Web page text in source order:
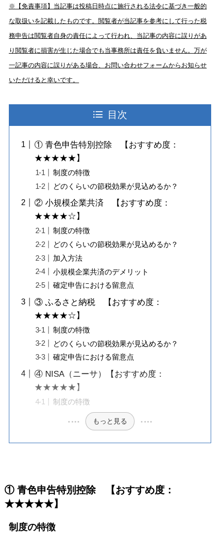
※【免責事項】当記事は投稿日時点に施行される法令に基づき一般的
な取扱いを記載したものです。閲覧者が当記事を参考にして行った税
務申告は閲覧者自身の責任によって行われ、当記事の内容に誤りがあ
り閲覧者に損害が生じた場合でも当事務所は責任を負いません。万が
一記事の内容に誤りがある場合、お問い合わせフォームからお知らせ
いただけると幸いです。
目次
① 青色申告特別控除 【おすすめ度：
★★★★★】
制度の特徴
どのくらいの節税効果が見込めるか？
② 小規模企業共済 【おすすめ度：
★★★★☆】
制度の特徴
どのくらいの節税効果が見込めるか？
加入方法
小規模企業共済のデメリット
確定申告における留意点
③ ふるさと納税 【おすすめ度：
★★★★☆】
制度の特徴
どのくらいの節税効果が見込めるか？
確定申告における留意点
④ NISA（ニーサ）【おすすめ度：
★★★★★】
制度の特徴
もっと見る
① 青色申告特別控除 【おすすめ度：
★★★★★】
制度の特徴